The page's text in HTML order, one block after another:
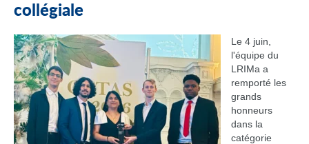
collégiale
Le 4 juin,
l'équipe du
LRIMa a
remporté les
grands
honneurs
dans la
catégorie